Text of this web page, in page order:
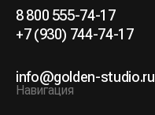
8 800 555-74-17
+7 (930) 744-74-17
info@golden-studio.ru
Навигация